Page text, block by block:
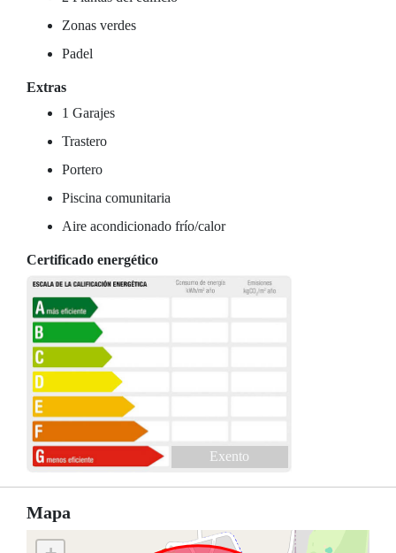
Zonas verdes
Padel
Extras
1 Garajes
Trastero
Portero
Piscina comunitaria
Aire acondicionado frío/calor
Certificado energético
Exento
Mapa